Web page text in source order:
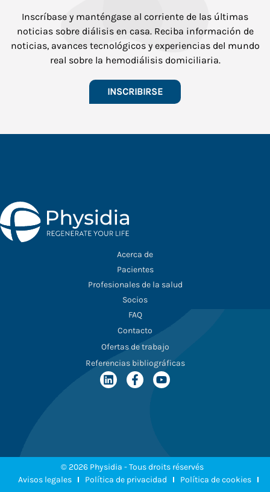
Inscríbase y manténgase al corriente de las últimas
noticias sobre diálisis en casa. Reciba información de
noticias, avances tecnológicos y experiencias del mundo
real sobre la hemodiálisis domiciliaria.
INSCRIBIRSE
Acerca de
Pacientes
Profesionales de la salud
Socios
FAQ
Contacto
Ofertas de trabajo
Referencias bibliográficas
© 2026 Physidia - Tous droits réservés
Avisos legales
Política de privacidad
Política de cookies